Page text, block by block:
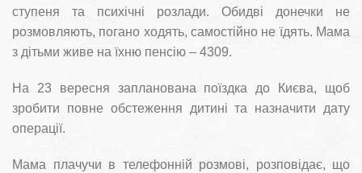
ступеня та психічні розлади. Обидві донечки не
розмовляють, погано ходять, самостійно не їдять. Мама
з дітьми живе на їхню пенсію – 4309.
На 23 вересня запланована поїздка до Києва, щоб
зробити повне обстеження дитині та назначити дату
операції.
Мама плачучи в телефонній розмові, розповідає, що